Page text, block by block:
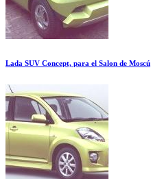
Lada SUV Concept, para el Salon de Moscú